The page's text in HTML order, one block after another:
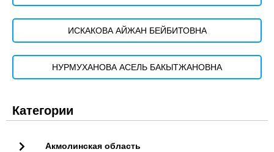
ИСКАКОВА АЙЖАН БЕЙБИТОВНА
НУРМУХАНОВА АСЕЛЬ БАКЫТЖАНОВНА
Категории
Акмолинская область